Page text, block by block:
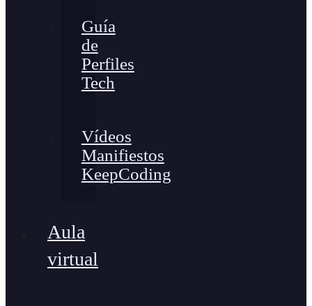
Guía
de
Perfiles
Tech
Vídeos
Manifiestos
KeepCoding
Aula
virtual